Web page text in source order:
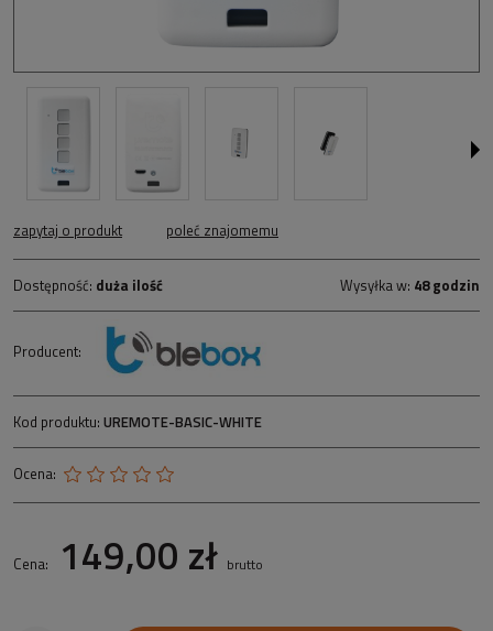
zapytaj o produkt poleć znajomemu
Dostępność: duża ilość Wysyłka w: 48 godzin
Producent:
Kod produktu: UREMOTE-BASIC-WHITE
Ocena:
Cena: 149,00 zł brutto